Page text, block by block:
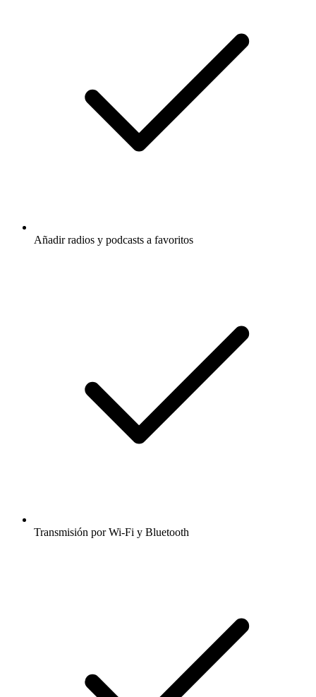
Añadir radios y podcasts a favoritos
Transmisión por Wi-Fi y Bluetooth